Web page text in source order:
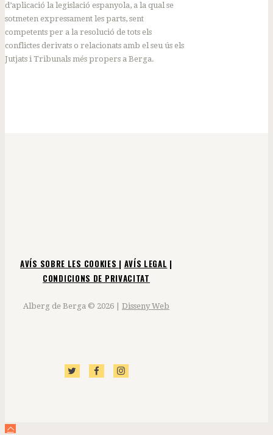
d’aplicació la legislació espanyola, a la qual se
sotmeten expressament les parts, sent
competents per a la resolució de tots els
conflictes derivats o relacionats amb el seu ús els
Jutjats i Tribunals més propers a Berga.
AVÍS SOBRE LES COOKIES | AVÍS LEGAL |
CONDICIONS DE PRIVACITAT
Alberg de Berga © 2026 | Disseny Web